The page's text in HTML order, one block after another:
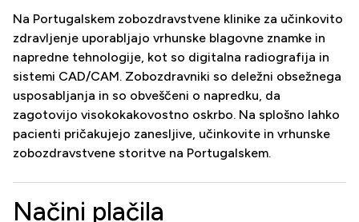
Na Portugalskem zobozdravstvene klinike za učinkovito
zdravljenje uporabljajo vrhunske blagovne znamke in
napredne tehnologije, kot so digitalna radiografija in
sistemi CAD/CAM. Zobozdravniki so deležni obsežnega
usposabljanja in so obveščeni o napredku, da
zagotovijo visokokakovostno oskrbo. Na splošno lahko
pacienti pričakujejo zanesljive, učinkovite in vrhunske
zobozdravstvene storitve na Portugalskem.
Načini plačila